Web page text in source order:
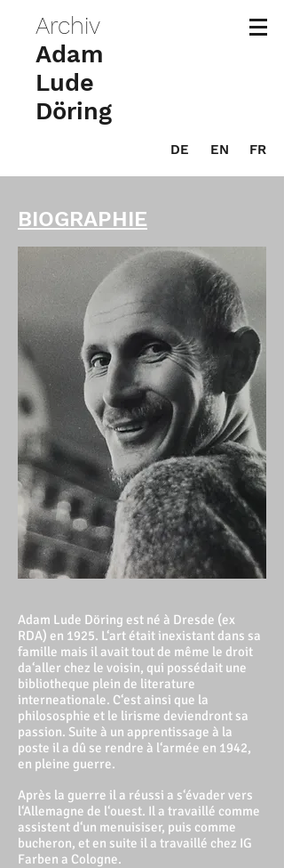
EN FR
DE
Archiv
Adam
Lude
Döring
Adam Lude Döring est né à Dresde (ex
RDA) en 1925. L‘art était inexistant dans sa
famille mais il avait tout de même le droit
da‘aller chez le voisin, qui possédait une
bibliotheque plein de literature
interneationale. C‘est ainsi que la
philososphie et le lirisme deviendront sa
passion. Suite à un apprentissage à la
poste il a dû se rendre à l‘armée en 1942,
en pleine guerre.
Après la guerre il a réussi a s‘évader vers
l‘Allemagne de l‘ouest. Il a travaillé comme
assistent d‘un menuisiser, puis comme
bucheron, et en suite il a travaillé chez IG
Farben a Cologne.
BIOGRAPHIE